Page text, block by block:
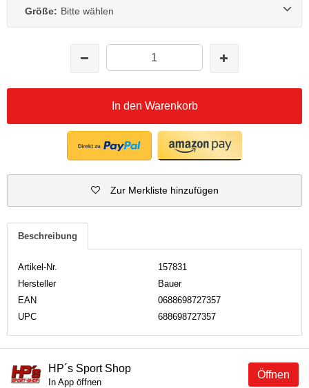
Größe: Bitte wählen
In den Warenkorb
Zur Merkliste hinzufügen
Beschreibung
Artikel-Nr.
157831
Hersteller
Bauer
EAN
0688698727357
UPC
688698727357
Öffnen
HP´s Sport Shop
In App öffnen